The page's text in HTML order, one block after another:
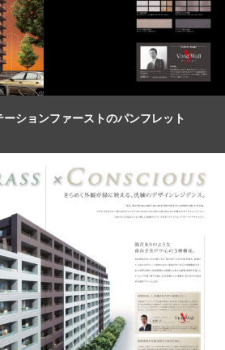
ションファーストのパンフレット